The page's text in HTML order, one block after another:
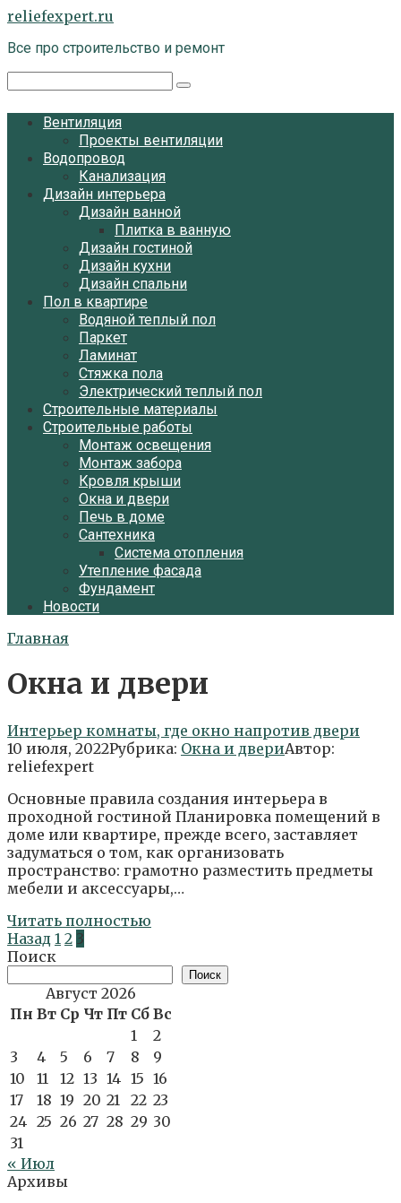
Перейти
контенту
reliefexpert.ru
Все про строительство и ремонт
Вентиляция
Проекты вентиляции
Водопровод
Канализация
Дизайн интерьера
Дизайн ванной
Плитка в ванную
Дизайн гостиной
Дизайн кухни
Дизайн спальни
Пол в квартире
Водяной теплый пол
Паркет
Ламинат
Стяжка пола
Электрический теплый пол
Строительные материалы
Строительные работы
Монтаж освещения
Монтаж забора
Кровля крыши
Окна и двери
Печь в доме
Сантехника
Система отопления
Утепление фасада
Фундамент
Новости
Главная
Окна и двери
Интерьер комнаты, где окно напротив двери
10 июля, 2022Рубрика: Окна и двериАвтор:
reliefexpert
Основные правила создания интерьера в
проходной гостиной Планировка помещений в
доме или квартире, прежде всего, заставляет
задуматься о том, как организовать
пространство: грамотно разместить предметы
мебели и аксессуары,…
Читать полностью
Пагинация
записей
Назад 1 2 3
Поиск
Поиск
Август 2026
Пн Вт Ср Чт Пт Сб Вс
1
2
3
4 5 6 7 8
9
10
11 12 13 14 15 16
17
18 19 20 21 22 23
24 25 26 27 28 29 30
31
« Июл
Архивы